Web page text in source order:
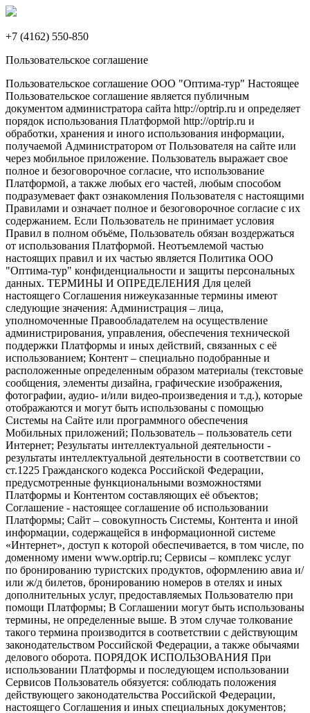
+7 (4162) 550-850
Пользовательское соглашение
Пользовательское соглашение ООО "Оптима-тур" Настоящее
Пользовательское соглашение является публичным
документом администратора сайта http://optrip.ru и определяет
порядок использования Платформой http://optrip.ru и
обработки, хранения и иного использования информации,
получаемой Администратором от Пользователя на сайте или
через мобильное приложение. Пользователь выражает свое
полное и безоговорочное согласие, что использование
Платформой, а также любых его частей, любым способом
подразумевает факт ознакомления Пользователя с настоящими
Правилами и означает полное и безоговорочное согласие с их
содержанием. Если Пользователь не принимает условия
Правил в полном объёме, Пользователь обязан воздержаться
от использования Платформой. Неотъемлемой частью
настоящих правил и их частью является Политика ООО
"Оптима-тур" конфиденциальности и защиты персональных
данных. ТЕРМИНЫ И ОПРЕДЕЛЕНИЯ Для целей
настоящего Соглашения нижеуказанные термины имеют
следующие значения: Администрация – лица,
уполномоченные Правообладателем на осуществление
администрирования, управления, обеспечения технической
поддержки Платформы и иных действий, связанных с её
использованием; Контент – специально подобранные и
расположенные определенным образом материалы (текстовые
сообщения, элементы дизайна, графические изображения,
фотографии, аудио- и/или видео-произведения и т.д.), которые
отображаются и могут быть использованы с помощью
Системы на Сайте или программного обеспечения
Мобильных приложений; Пользователь – пользователь сети
Интернет; Результаты интеллектуальной деятельности -
результаты интеллектуальной деятельности в соответствии со
ст.1225 Гражданского кодекса Российской Федерации,
предусмотренные функциональными возможностями
Платформы и Контентом составляющих её объектов;
Соглашение - настоящее соглашение об использовании
Платформы; Сайт – совокупность Системы, Контента и иной
информации, содержащейся в информационной системе
«Интернет», доступ к которой обеспечивается, в том числе, по
доменному имени www.optrip.ru; Сервисы – комплекс услуг
по бронированию туристских продуктов, оформлению авиа и/
или ж/д билетов, бронированию номеров в отелях и иных
дополнительных услуг, предоставляемых Пользователю при
помощи Платформы; В Соглашении могут быть использованы
термины, не определенные выше. В этом случае толкование
такого термина производится в соответствии с действующим
законодательством Российской Федерации, а также обычаями
делового оборота. ПОРЯДОК ИСПОЛЬЗОВАНИЯ При
использовании Платформы и последующем использовании
Сервисов Пользователь обязуется: соблюдать положения
действующего законодательства Российской Федерации,
настоящего Соглашения и иных специальных документов;